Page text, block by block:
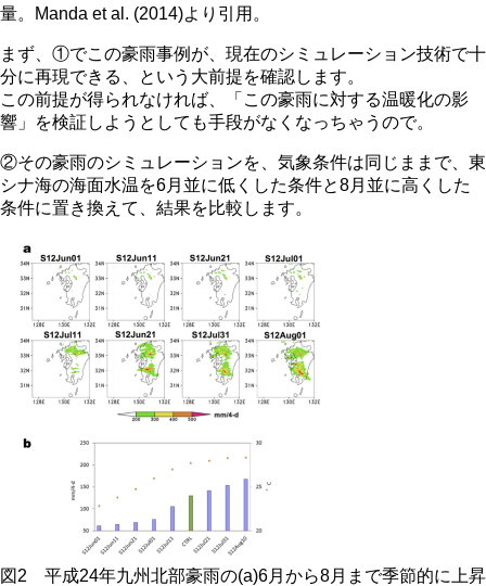
量。Manda et al. (2014)より引用。
まず、①でこの豪雨事例が、現在のシミュレーション技術で十
分に再現できる、という大前提を確認します。
この前提が得られなければ、「この豪雨に対する温暖化の影
響」を検証しようとしても手段がなくなっちゃうので。
②その豪雨のシミュレーションを、気象条件は同じままで、東
シナ海の海面水温を6月並に低くした条件と8月並に高くした
条件に置き換えて、結果を比較します。
図2 平成24年九州北部豪雨の(a)6月から8月まで季節的に上昇